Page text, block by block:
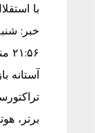
آستانه
برتر،